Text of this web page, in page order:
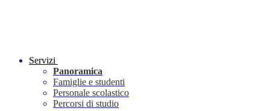
Servizi
Panoramica
Famiglie e studenti
Personale scolastico
Percorsi di studio